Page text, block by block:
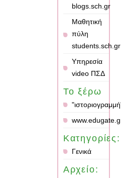
blogs.sch.gr
Μαθητική
πύλη
students.sch.gr
Υπηρεσία
video ΠΣΔ
Το ξέρω
Κατηγορίες:
Γενικά
Αρχείο: